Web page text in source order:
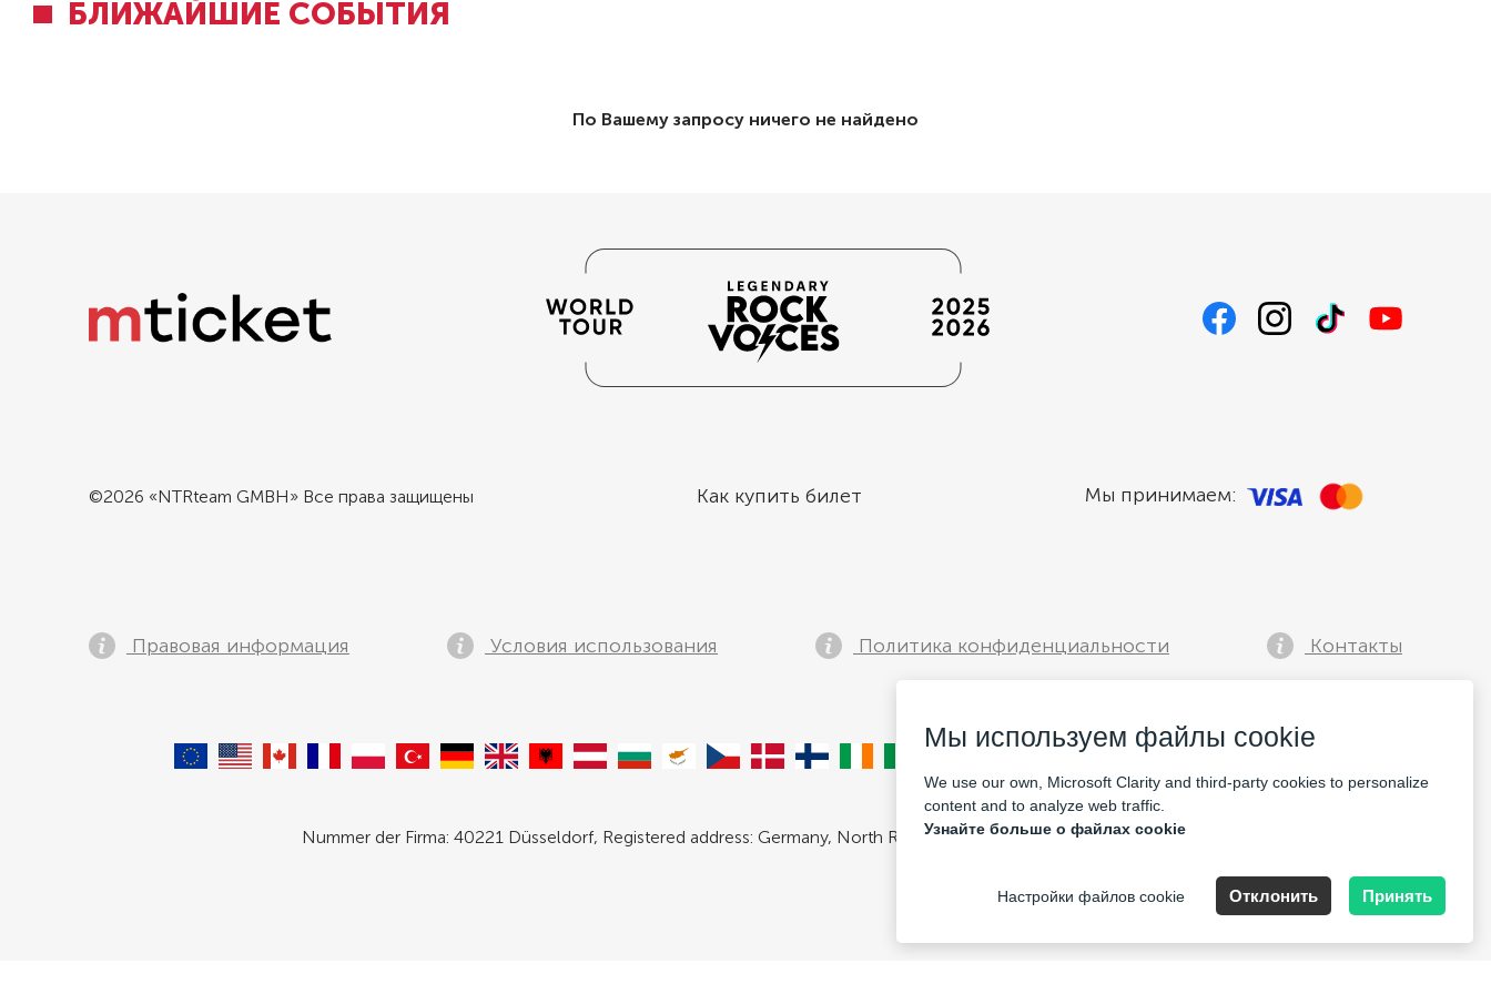
БЛИЖАЙШИЕ СОБЫТИЯ
По Вашему запросу ничего не найдено
©2026 «NTRteam GMBH» Все права защищены Как купить билет Мы принимаем:
Правовая информация Условия использования Политика конфиденциальности Контакты
Nummer der Firma: 40221 Düsseldorf, Registered address: Germany, North Rhine- Westphalia, Speditionstraße 15a
Мы используем файлы cookie
We use our own, Microsoft Clarity and third-party cookies to personalize
content and to analyze web traffic.
Узнайте больше о файлах cookie
Настройки файлов cookie Отклонить Принять